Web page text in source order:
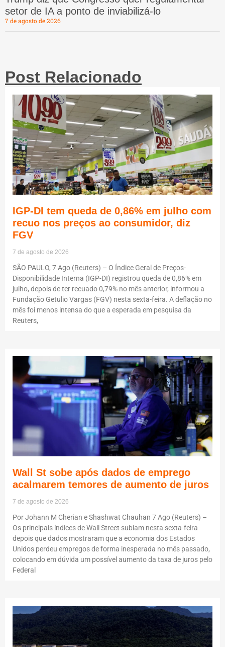
setor de IA a ponto de inviabilizá-lo
7 de agosto de 2026
Post Relacionado
IGP-DI tem queda de 0,86% em julho com
recuo nos preços ao consumidor, diz
FGV
7 de agosto de 2026
SÃO PAULO, 7 Ago (Reuters) – O Índice Geral de Preços-
Disponibilidade Interna (IGP-DI) registrou queda de 0,86% em
julho, depois de ter recuado 0,79% no mês anterior, informou a
Fundação Getulio Vargas (FGV) nesta sexta-feira. A deflação no
mês foi menos intensa do que a esperada em pesquisa da
Reuters,
Wall St sobe após dados de emprego
acalmarem temores de aumento de juros
7 de agosto de 2026
Por Johann M Cherian e Shashwat Chauhan 7 Ago (Reuters) –
Os principais índices de Wall Street subiam nesta sexta-feira
depois que dados mostraram que a economia dos Estados
Unidos perdeu empregos de forma inesperada no mês passado,
colocando em dúvida um possível aumento da taxa de juros pelo
Federal